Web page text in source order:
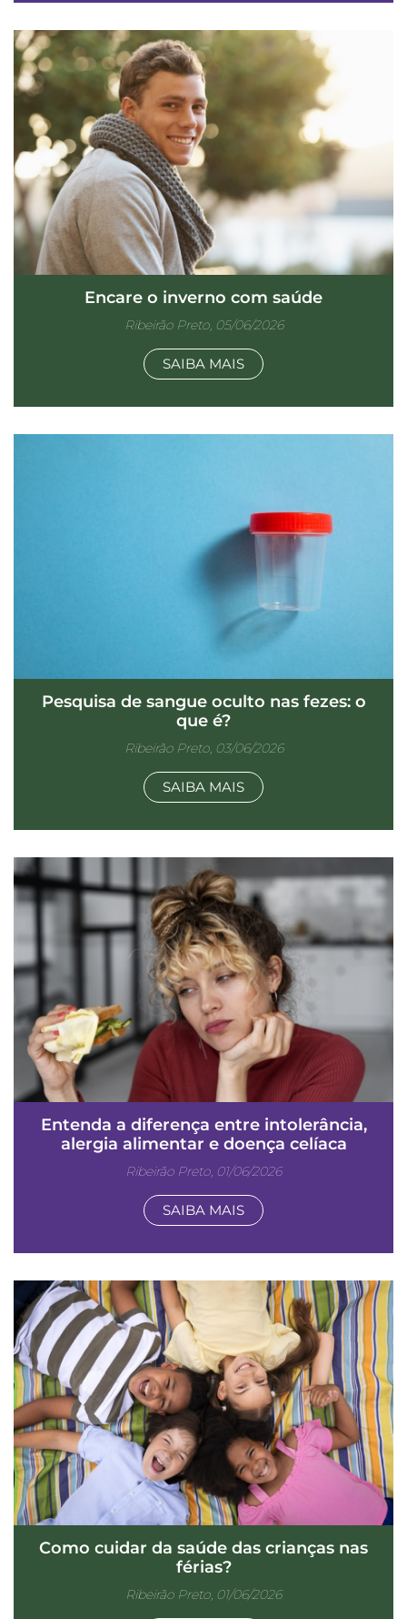
Encare o inverno com saúde
Ribeirão Preto, 05/06/2026
SAIBA MAIS
Pesquisa de sangue oculto nas fezes: o
que é?
Ribeirão Preto, 03/06/2026
SAIBA MAIS
Entenda a diferença entre intolerância,
alergia alimentar e doença celíaca
Ribeirão Preto, 01/06/2026
SAIBA MAIS
Como cuidar da saúde das crianças nas
férias?
Ribeirão Preto, 01/06/2026